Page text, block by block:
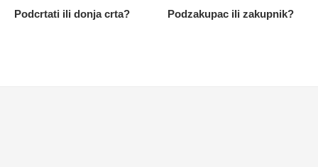
Podcrtati ili donja crta? Podzakupac ili zakupnik?